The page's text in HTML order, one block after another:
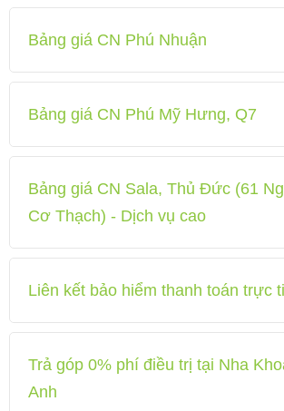
Bảng giá CN Phú Nhuận
Bảng giá CN Phú Mỹ Hưng, Q7
Bảng giá CN Sala, Thủ Đức (61
Cơ Thạch) - Dịch vụ cao
Liên kết bảo hiểm thanh toán trực
Trả góp 0% phí điều trị tại Nha
Anh